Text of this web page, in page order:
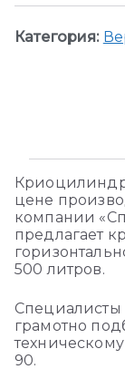
Категория:
Криоцилиндр
цене
компании
предлагает
500 литров.
грамотно
90.